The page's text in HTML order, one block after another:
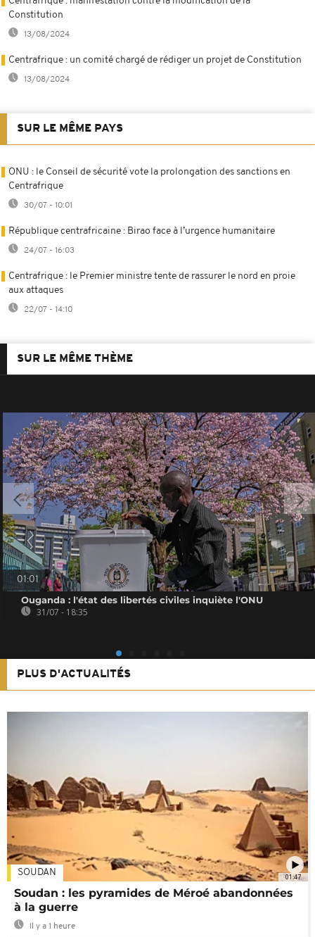
Constitution
13/08/2024
Centrafrique : un comité chargé de rédiger un projet de Constitution
13/08/2024
SUR LE MÊME PAYS
ONU : le Conseil de sécurité vote la prolongation des sanctions en
Centrafrique
30/07 - 10:01
République centrafricaine : Birao face à l’urgence humanitaire
24/07 - 16:03
Centrafrique : le Premier ministre tente de rassurer le nord en proie
aux attaques
22/07 - 14:10
SUR LE MÊME THÈME
01:01
Ouganda : l'état des libertés civiles inquiète l'ONU
31/07 - 18:35
PLUS D'ACTUALITÉS
01:47
SOUDAN
Soudan : les pyramides de Méroé abandonnées
à la guerre
Il y a 1 heure